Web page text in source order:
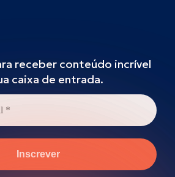
receber conteúdo incrível
caixa de entrada.